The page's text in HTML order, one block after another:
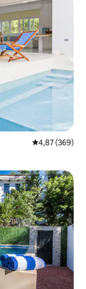
Évaluation
4,87 (369)